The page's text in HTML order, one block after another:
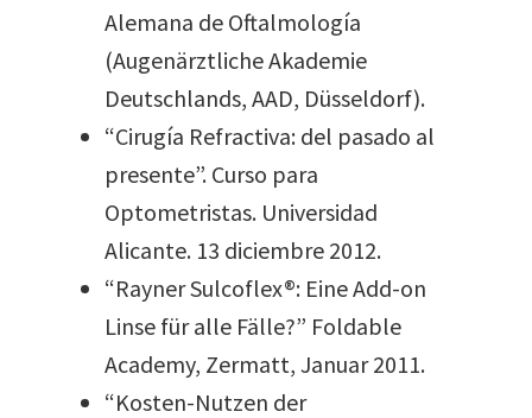
Alemana de Oftalmología
(Augenärztliche Akademie
Deutschlands, AAD, Düsseldorf).
“Cirugía Refractiva: del pasado al
presente”. Curso para
Optometristas. Universidad
Alicante. 13 diciembre 2012.
“Rayner Sulcoflex®: Eine Add-on
Linse für alle Fälle?” Foldable
Academy, Zermatt, Januar 2011.
“Kosten-Nutzen der